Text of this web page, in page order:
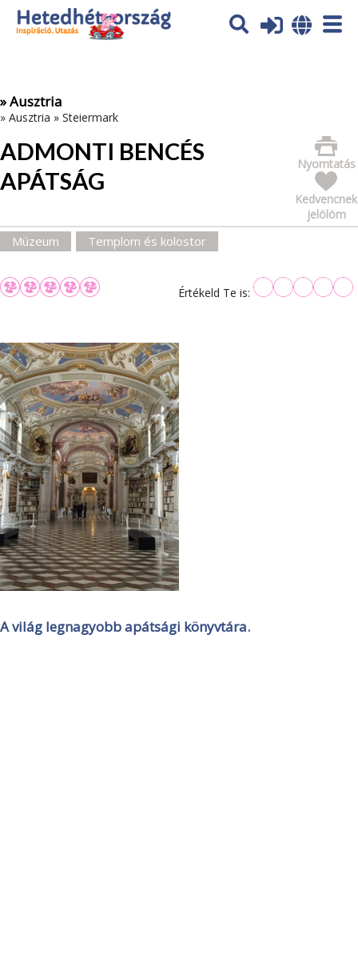
Az oldal sütiket (cookies) használ. További tájékoztatás itt:
Adatvédelmi tájékoztató
» Ausztria
» Ausztria » Steiermark
ADMONTI BENCÉS
APÁTSÁG
Nyomtatás
Kedvencnek
jelölöm
Múzeum Templom és kolostor
Értékeld Te is:
A világ legnagyobb apátsági könyvtára.